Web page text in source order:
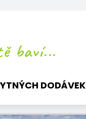
baví...
DODÁVEK